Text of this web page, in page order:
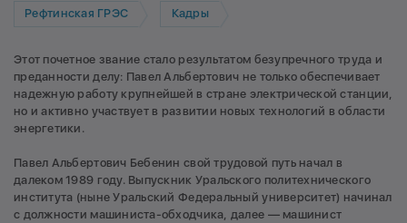
Рефтинская ГРЭС Кадры
Этот почетное звание стало результатом безупречного труда и
преданности делу: Павел Альбертович не только обеспечивает
надежную работу крупнейшей в стране электрической станции,
но и активно участвует в развитии новых технологий в области
энергетики.
Павел Альбертович Бебенин свой трудовой путь начал в
далеком 1989 году. Выпускник Уральского политехнического
института (ныне Уральский Федеральный университет) начинал
с должности машиниста-обходчика, далее — машинист